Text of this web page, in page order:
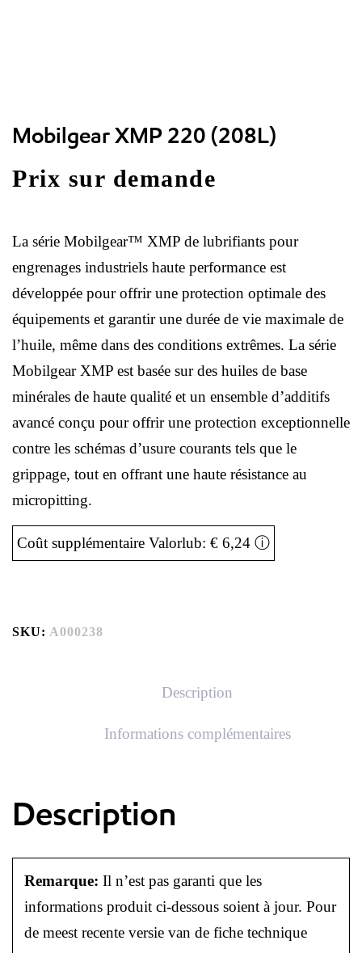
Mobilgear XMP 220 (208L)
Prix sur demande
La série Mobilgear™ XMP de lubrifiants pour
engrenages industriels haute performance est
développée pour offrir une protection optimale des
équipements et garantir une durée de vie maximale de
l’huile, même dans des conditions extrêmes. La série
Mobilgear XMP est basée sur des huiles de base
minérales de haute qualité et un ensemble d’additifs
avancé conçu pour offrir une protection exceptionnelle
contre les schémas d’usure courants tels que le
grippage, tout en offrant une haute résistance au
micropitting.
Coût supplémentaire Valorlub: € 6,24 ⓘ
SKU: A000238
Description
Informations complémentaires
Description
Remarque: Il n’est pas garanti que les
informations produit ci-dessous soient à jour. Pour
de meest recente versie van de fiche technique